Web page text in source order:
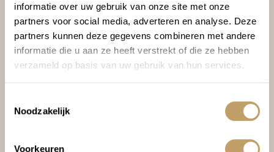
informatie over uw gebruik van onze site met onze
partners voor social media, adverteren en analyse. Deze
partners kunnen deze gegevens combineren met andere
informatie die u aan ze heeft verstrekt of die ze hebben
verzameld op basis van uw gebruik van hun services.
Noodzakelijk
Voorkeuren
Strand
Prijsindicatie p.p. o.b.v. middenseizoen